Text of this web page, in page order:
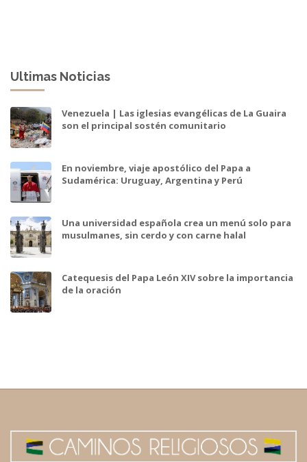
Ultimas Noticias
Venezuela | Las iglesias evangélicas de La Guaira
son el principal sostén comunitario
En noviembre, viaje apostólico del Papa a
Sudamérica: Uruguay, Argentina y Perú
Una universidad española crea un menú solo para
musulmanes, sin cerdo y con carne halal
Catequesis del Papa León XIV sobre la importancia
de la oración